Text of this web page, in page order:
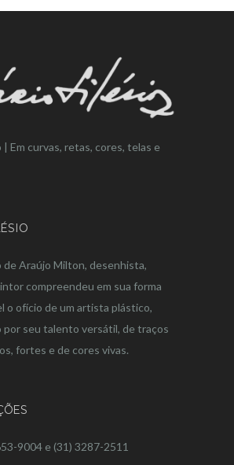
| Em curvas, retas, cores, telas e
de Araújo Milton, desenhista,
compreendeu em sua forma
o ofício de um artista plástico,
por seu talento versátil, de traços
fortes e de cores vivas.
9004 e (31) 3287-2511